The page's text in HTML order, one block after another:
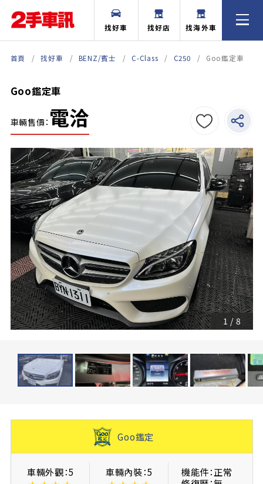
找好車 找好店 找海外車
首頁 找好車 BENZ/賓士 C-Class C250 Goo鑑定車
Goo鑑定車
車輛售價： 電洽
1 / 8
Goo鑑定
車輛外觀：5
車輛內裝：5
機能件：正常